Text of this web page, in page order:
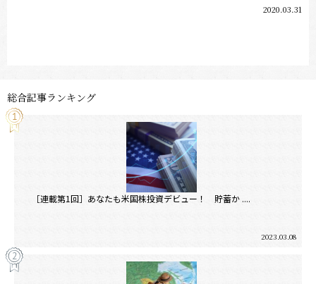
2020.03.31
総合記事ランキング
［連載第1回］あなたも米国株投資デビュー！ 貯蓄か ....
2023.03.08